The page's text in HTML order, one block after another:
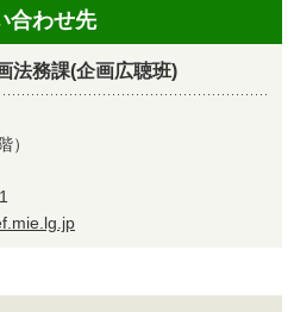
合わせ先
務課(企画広聴班)
）